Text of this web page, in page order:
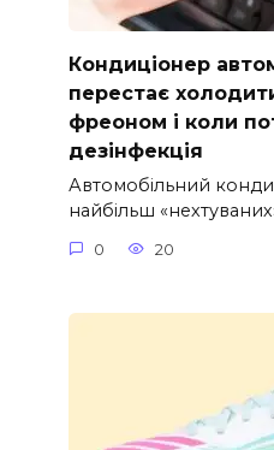
Кондиціонер
перестає
фреоном і коли
дезінфекція
Автомобільний
найбільш
0 20